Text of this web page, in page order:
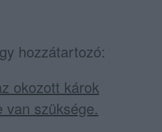
hozzátartozó:
okozott károk
van szüksége.